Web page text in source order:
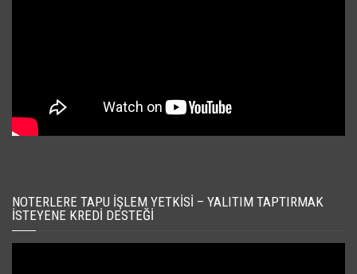
NOTERLERE TAPU İŞLEM YETKISI – YALITIM TAPTIRMAK
İSTEYENE KREDI DESTEĞI